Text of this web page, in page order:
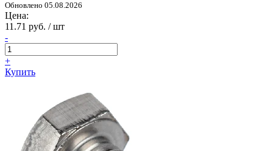
Обновлено 05.08.2026
Цена:
11.71 руб. / шт
-
+
Купить